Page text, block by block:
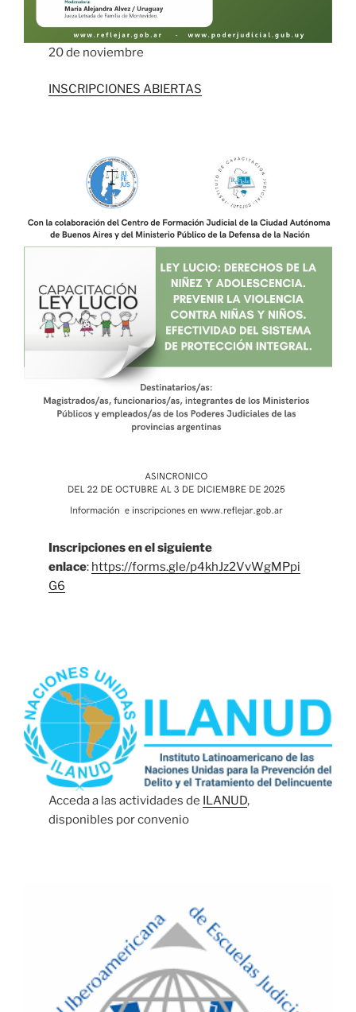
20 de noviembre
INSCRIPCIONES ABIERTAS
Inscripciones en el siguiente
enlace: https://forms.gle/p4khJz2VvWgMPpi
G6
Acceda a las actividades de ILANUD,
disponibles por convenio